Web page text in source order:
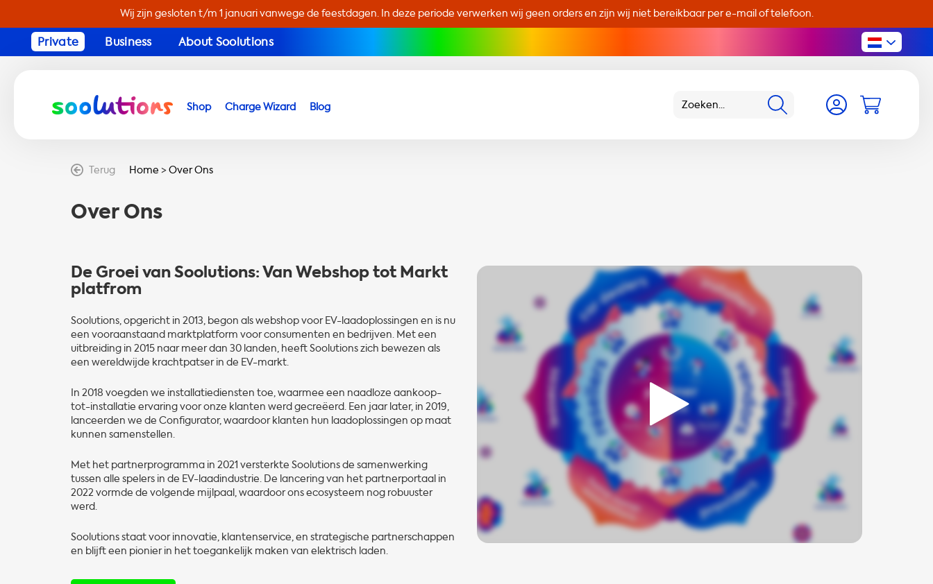
Wij zijn gesloten t/m 1 januari vanwege de feestdagen. In deze periode verwerken wij geen orders en zijn wij niet bereikbaar per e-mail of telefoon.
Private Business About Soolutions
Shop Charge Wizard Blog
Terug Home >Over Ons
Over Ons
De Groei van Soolutions: Van Webshop tot Markt
platfrom
Soolutions, opgericht in 2013, begon als webshop voor EV-laadoplossingen en is nu
een vooraanstaand marktplatform voor consumenten en bedrijven. Met een
uitbreiding in 2015 naar meer dan 30 landen, heeft Soolutions zich bewezen als
een wereldwijde krachtpatser in de EV-markt.
In 2018 voegden we installatiediensten toe, waarmee een naadloze aankoop-
tot-installatie ervaring voor onze klanten werd gecreëerd. Een jaar later, in 2019,
lanceerden we de Configurator, waardoor klanten hun laadoplossingen op maat
kunnen samenstellen.
Met het partnerprogramma in 2021 versterkte Soolutions de samenwerking
tussen alle spelers in de EV-laadindustrie. De lancering van het partnerportaal in
2022 vormde de volgende mijlpaal, waardoor ons ecosysteem nog robuuster
werd.
Soolutions staat voor innovatie, klantenservice, en strategische partnerschappen
en blijft een pionier in het toegankelijk maken van elektrisch laden.